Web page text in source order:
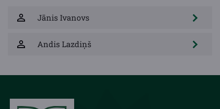
Jānis Ivanovs
Andis Lazdiņš